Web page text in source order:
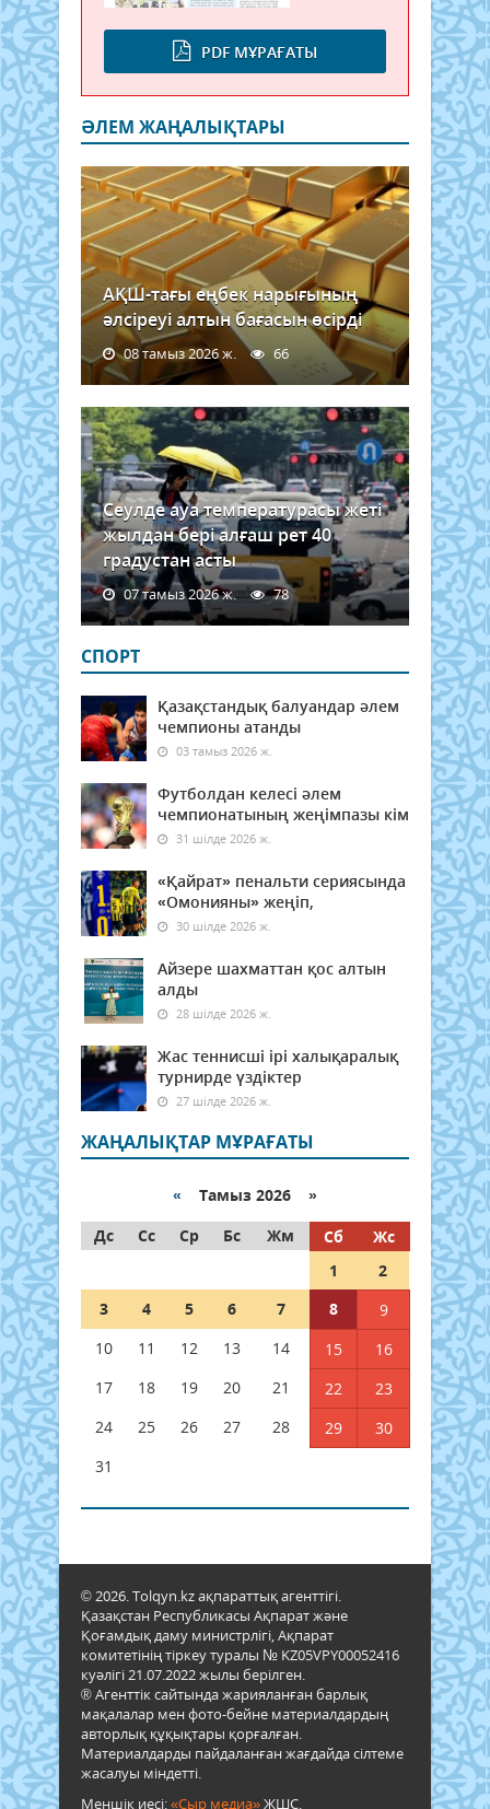
PDF МҰРАҒАТЫ
ӘЛЕМ ЖАҢАЛЫҚТАРЫ
АҚШ-тағы еңбек нарығының
әлсіреуі алтын бағасын өсірді
08 тамыз 2026 ж. 66
Сеулде ауа температурасы жеті
жылдан бері алғаш рет 40
градустан асты
07 тамыз 2026 ж. 78
СПОРТ
Қазақстандық балуандар әлем
чемпионы атанды
03 тамыз 2026 ж.
Футболдан келесі әлем
чемпионатының жеңімпазы кім
31 шілде 2026 ж.
«Қайрат» пенальти сериясында
«Омонияны» жеңіп,
30 шілде 2026 ж.
Айзере шахматтан қос алтын
алды
28 шілде 2026 ж.
Жас теннисші ірі халықаралық
турнирде үздіктер
27 шілде 2026 ж.
ЖАҢАЛЫҚТАР МҰРАҒАТЫ
« Тамыз 2026 »
Дс
Сс Ср Бс Жм Сб
Жс
1
2
3
4 5 6 7 8
9
10
11 12 13 14 15
16
17
18 19 20 21 22
23
24
25 26 27 28 29
30
31
© 2026. Tolqyn.kz ақпараттық агенттігі.
Қазақстан Республикасы Ақпарат және
Қоғамдық даму министрлігі, Ақпарат
комитетінің тіркеу туралы № KZ05VPY00052416
куәлігі 21.07.2022 жылы берілген.
® Агенттік сайтында жарияланған барлық
мақалалар мен фото-бейне материалдардың
авторлық құқықтары қорғалған.
Материалдарды пайдаланған жағдайда сілтеме
жасалуы міндетті.
Меншік иесі:«Сыр медиа»ЖШС.